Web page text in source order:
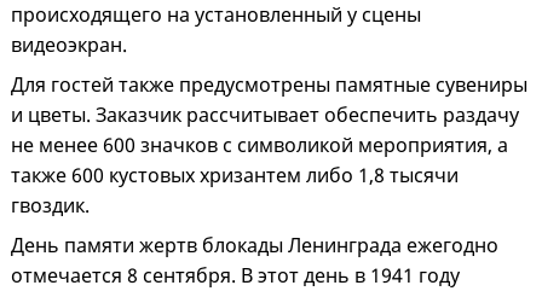
происходящего на установленный у сцены
видеоэкран.
Для гостей также предусмотрены памятные сувениры
и цветы. Заказчик рассчитывает обеспечить раздачу
не менее 600 значков с символикой мероприятия, а
также 600 кустовых хризантем либо 1,8 тысячи
гвоздик.
День памяти жертв блокады Ленинграда ежегодно
отмечается 8 сентября. В этот день в 1941 году